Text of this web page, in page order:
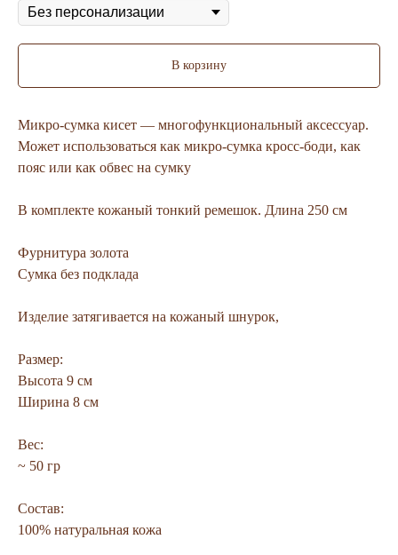
В корзину
Микро-сумка кисет — многофункциональный аксессуар.
Может использоваться как микро-сумка кросс-боди, как
пояс или как обвес на сумку
В комплекте кожаный тонкий ремешок. Длина 250 см
Фурнитура золота
Сумка без подклада
Изделие затягивается на кожаный шнурок,
Размер:
Высота 9 см
Ширина 8 см
Вес:
~ 50 гр
Состав:
100% натуральная кожа